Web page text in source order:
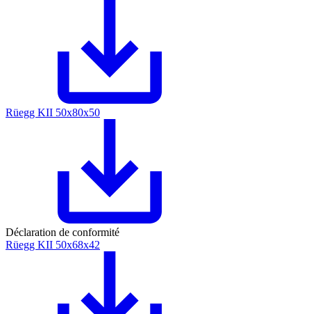
Rüegg KII 50x80x50
Déclaration de conformité
Rüegg KII 50x68x42